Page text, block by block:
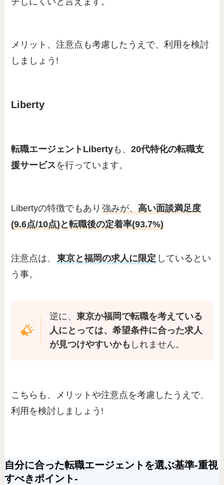
メリット、注意点も考慮したうえで、利用を検討
しましょう!
Liberty
転職エージェントLibertyも、20代特化の転職支
援サービスを行っています。
Libertyの特徴でもあり 強みが、高い面談満足度
(9.6点/10点)と転職後の定着率(93.7%)
注意点は、 東京と福岡の求人に限定 しているとい
う事。
逆に 、 東京か福岡で転職を考えている
人にとっては、希望条件に合った求人
が見つけやすいかも しれません。
こちらも、メリットや注意点を考慮したうえで、
利用を検討しましょう!
自分に合った転職エージェントを選ぶ基準-重視
すべきポイント-